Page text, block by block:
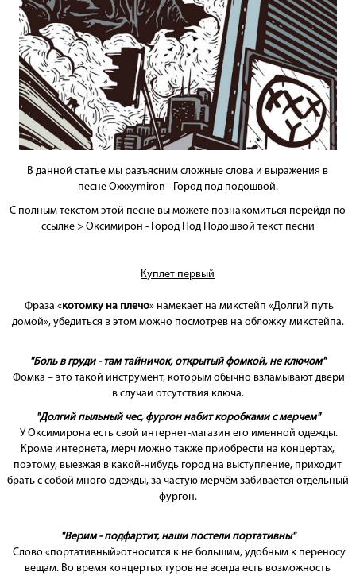
В данной статье мы разъясним сложные слова и выражения в
песне Oxxxymiron - Город под подошвой.
С полным текстом этой песне вы можете познакомиться перейдя по
ссылке > Оксимирон - Город Под Подошвой текст песни
Куплет первый
Фраза «котомку на плечо» намекает на микстейп «Долгий путь
домой», убедиться в этом можно посмотрев на обложку микстейпа.
"Боль в груди - там тайничок, открытый фомкой, не ключом"
Фомка – это такой инструмент, которым обычно взламывают двери
в случаи отсутствия ключа.
"Долгий пыльный чес, фургон набит коробками с мерчем"
У Оксимирона есть свой интернет-магазин его именной одежды.
Кроме интернета, мерч можно также приобрести на концертах,
поэтому, выезжая в какой-нибудь город на выступление, приходит
брать с собой много одежды, за частую мерчём забивается отдельный
фургон.
"Верим - подфартит, наши постели портативны"
Слово «портативный»относится к не большим, удобным к переносу
вещам. Во время концертых туров не всегда есть возможность